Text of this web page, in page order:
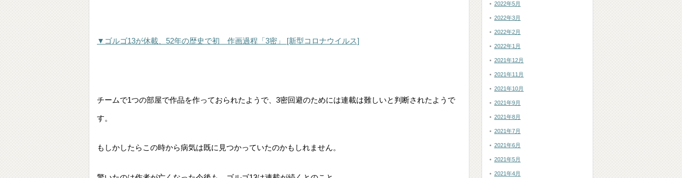
▼ゴルゴ13が休載、52年の歴史で初 作画過程「3密」 [新型コロナウイルス]
チームで1つの部屋で作品を作っておられたようで、3密回避のためには連載は難しいと判断されたようで
す。
もしかしたらこの時から病気は既に見つかっていたのかもしれません。
2022年5月
2022年3月
2022年2月
2022年1月
2021年12月
2021年11月
2021年10月
2021年9月
2021年8月
2021年7月
2021年6月
2021年5月
2021年4月